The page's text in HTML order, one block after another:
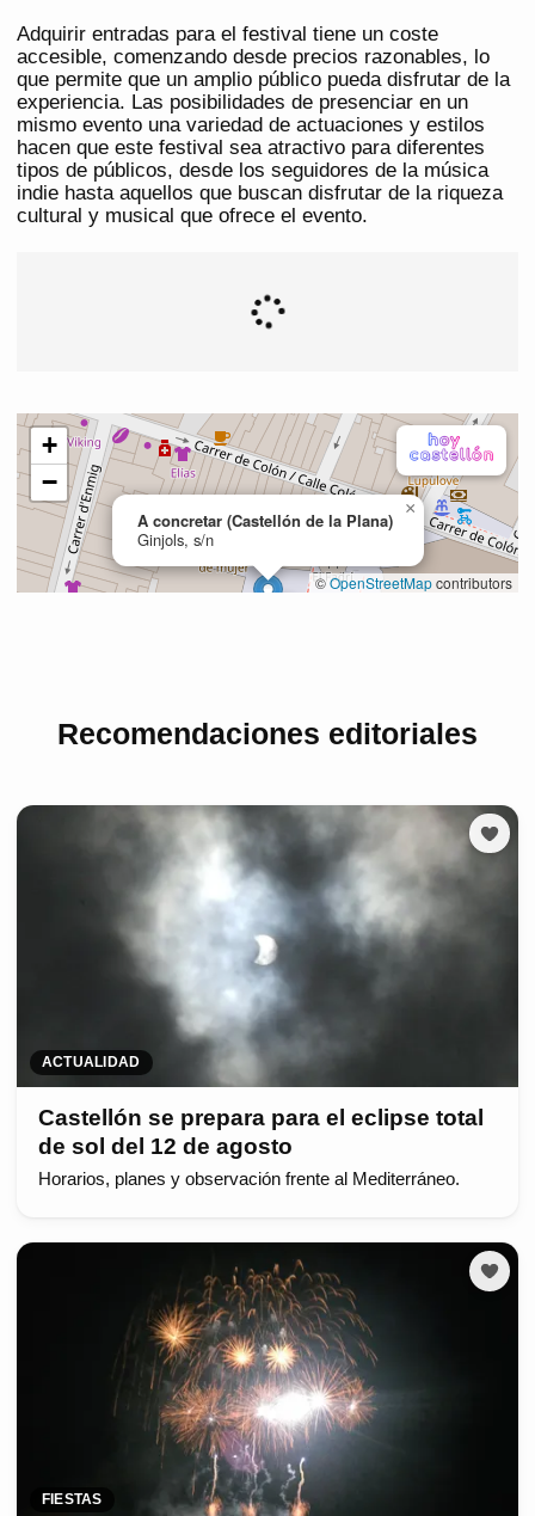
Adquirir entradas para el festival tiene un coste
accesible, comenzando desde precios razonables, lo
que permite que un amplio público pueda disfrutar de la
experiencia. Las posibilidades de presenciar en un
mismo evento una variedad de actuaciones y estilos
hacen que este festival sea atractivo para diferentes
tipos de públicos, desde los seguidores de la música
indie hasta aquellos que buscan disfrutar de la riqueza
cultural y musical que ofrece el evento.
Recomendaciones editoriales
ACTUALIDAD
Castellón se prepara para el eclipse total
de sol del 12 de agosto
Horarios, planes y observación frente al Mediterráneo.
FIESTAS